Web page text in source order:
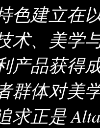
色建立在
术、美学
产品获得
群体对美
求正是